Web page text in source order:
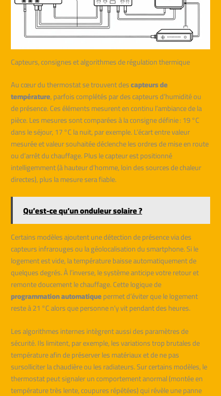
Capteurs, consignes et algorithmes de régulation thermique
Au cœur du thermostat se trouvent descapteurs de
température, parfois complétés par des capteurs d’humidité ou
de présence. Ces éléments mesurent en continu l’ambiance de la
pièce. Les mesures sont comparées à la consigne définie : 19 °C
dans le séjour, 17 °C la nuit, par exemple. L’écart entre valeur
mesurée et valeur souhaitée déclenche les ordres de mise en route
ou d’arrêt du chauffage. Plus le capteur est positionné
intelligemment (à hauteur d’homme, loin des sources de chaleur
directes), plus la mesure sera fiable.
Qu’est-ce qu’un onduleur solaire ?
Certains modèles ajoutent une détection de présence via des
capteurs infrarouges ou la géolocalisation du smartphone. Si le
logement est vide, la température baisse automatiquement de
quelques degrés. À l’inverse, le système anticipe votre retour et
remonte doucement le chauffage. Cette logique de
programmation automatiquepermet d’éviter que le logement
reste à 21 °C alors que personne n’y vit pendant des heures.
Les algorithmes internes intègrent aussi des paramètres de
sécurité. Ils limitent, par exemple, les variations trop brutales de
température afin de préserver les matériaux et de ne pas
sursolliciter la chaudière ou les radiateurs. Sur certains modèles, le
thermostat peut signaler un comportement anormal (montée en
température très lente, coupures répétées) qui révèle une panne